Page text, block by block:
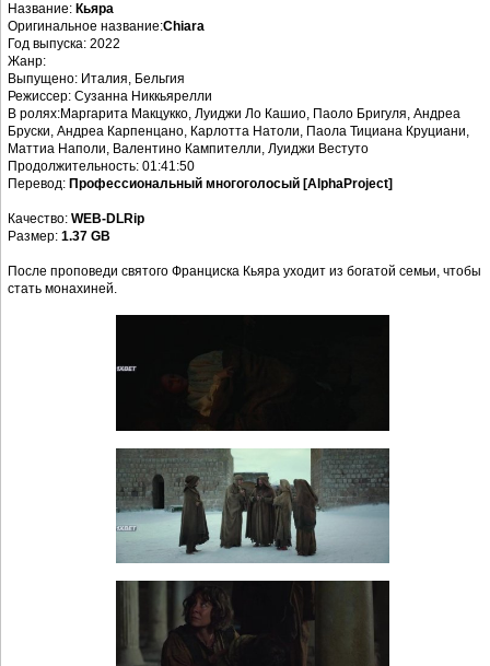
Название: Кьяра
Оригинальное название:Chiara
Год выпуска: 2022
Жанр:
Выпущено: Италия, Бельгия
Режиссер: Сузанна Никкьярелли
В ролях:Маргарита Макцукко, Луиджи Ло Кашио, Паоло Бригуля, Андреа
Бруски, Андреа Карпенцано, Карлотта Натоли, Паола Тициана Круциани,
Маттиа Наполи, Валентино Кампителли, Луиджи Вестуто
Продолжительность: 01:41:50
Перевод: Профессиональный многоголосый [AlphaProject]
Качество: WEB-DLRip
Размер: 1.37 GB
После проповеди святого Франциска Кьяра уходит из богатой семьи, чтобы
стать монахиней.